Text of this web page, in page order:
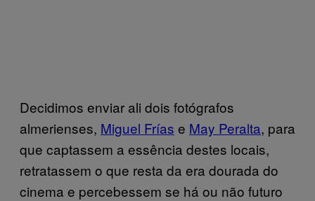
Decidimos enviar ali dois fotógrafos
almerienses, Miguel Frías e May Peralta, para
que captassem a essência destes locais,
retratassem o que resta da era dourada do
cinema e percebessem se há ou não futuro